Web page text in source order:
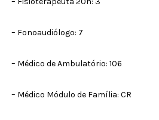
– Fonoaudiólogo: 7
– Médico de Ambulatório: 106
– Médico Módulo de Família: CR